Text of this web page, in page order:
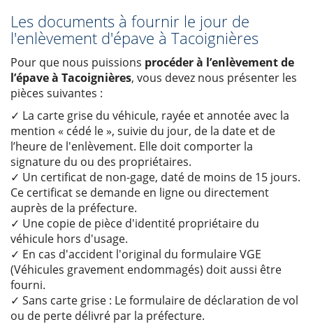
Les documents à fournir le jour de
l'enlèvement d'épave à Tacoignières
Pour que nous puissions procéder à l’enlèvement de
l’épave à Tacoignières, vous devez nous présenter les
pièces suivantes :
✓ La carte grise du véhicule, rayée et annotée avec la
mention « cédé le », suivie du jour, de la date et de
l’heure de l'enlèvement. Elle doit comporter la
signature du ou des propriétaires.
✓ Un certificat de non-gage, daté de moins de 15 jours.
Ce certificat se demande en ligne ou directement
auprès de la préfecture.
✓ Une copie de pièce d'identité propriétaire du
véhicule hors d'usage.
✓ En cas d'accident l'original du formulaire VGE
(Véhicules gravement endommagés) doit aussi être
fourni.
✓ Sans carte grise : Le formulaire de déclaration de vol
ou de perte délivré par la préfecture.